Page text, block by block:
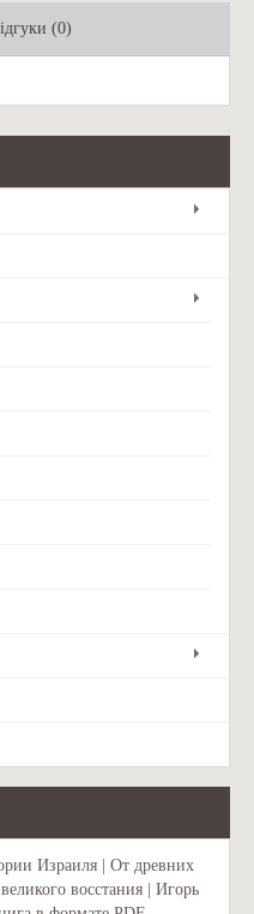
(0)
Израиля | От древних
восстания | Игорь